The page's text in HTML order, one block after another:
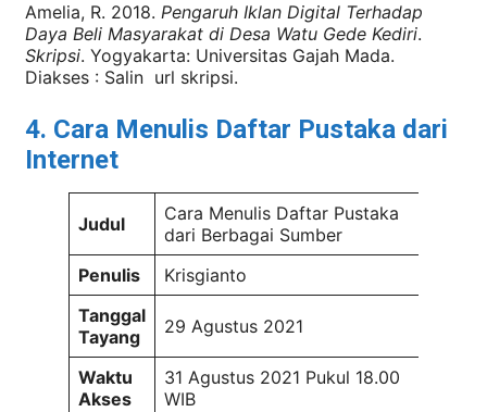
Amelia, R. 2018. Pengaruh Iklan Digital Terhadap
Daya Beli Masyarakat di Desa Watu Gede Kediri.
Skripsi. Yogyakarta: Universitas Gajah Mada.
Diakses : Salin url skripsi.
4. Cara Menulis Daftar Pustaka dari
Internet
Judul
Cara Menulis Daftar Pustaka
dari Berbagai Sumber
Penulis
Krisgianto
Tanggal
Tayang
29 Agustus 2021
Waktu
Akses
31 Agustus 2021 Pukul 18.00
WIB